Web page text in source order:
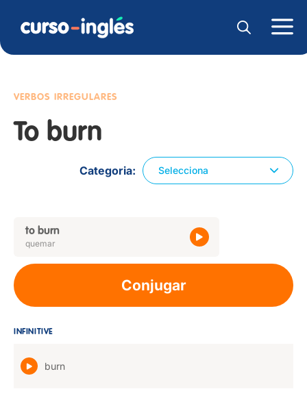
VERBOS IRREGULARES
To burn
Categoria Selecciona
to burn
quemar
Conjugar
INFINITIVE
burn